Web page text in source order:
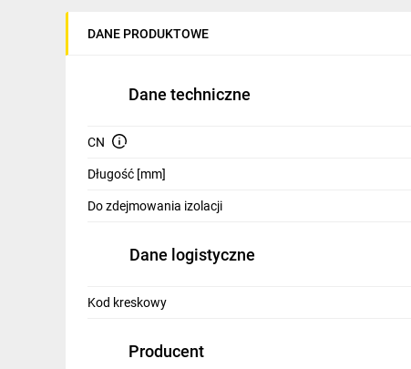
Klimatyzacja
Odzież ochronna i BHP
Inne
Budowa i Remont
Elektronika
Smart home
Wentylacja i rekuperacja
DANE PRODUKTOWE
Dane techniczne
CN
Długość [mm]
Do zdejmowania izolacji
Dane logistyczne
Kod kreskowy
Producent